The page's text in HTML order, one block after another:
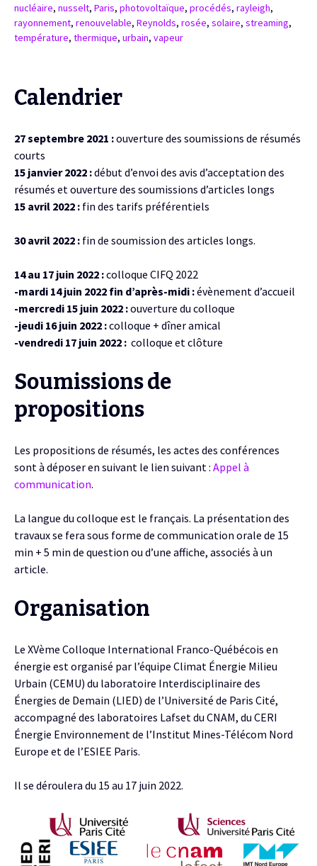
nucléaire, nusselt, Paris, photovoltaïque, procédés, rayleigh,
rayonnement, renouvelable, Reynolds, rosée, solaire, streaming,
température, thermique, urbain, vapeur
Calendrier
27 septembre 2021 :ouverture des soumissions de résumés
courts
15 janvier 2022 :début d’envoi des avis d’acceptation des
résumés et ouverture des soumissions d’articles longs
15 avril 2022 : fin des tarifs préférentiels
30 avril 2022 : fin de soumission des articles longs.
14 au 17 juin 2022 :colloque CIFQ 2022
-mardi 14 juin 2022 fin d’après-midi :évènement d’accueil
-mercredi 15 juin 2022 :ouverture du colloque
-jeudi 16 juin 2022 :colloque + dîner amical
-vendredi 17 juin 2022 : colloque et clôture
Soumissions de
propositions
Les propositions de résumés, les actes des conférences
sont à déposer en suivant le lien suivant : Appel à
communication.
La langue du colloque est le français. La présentation des
travaux se fera sous forme de communication orale de 15
min + 5 min de question ou d’une affiche, associés à un
article.
Organisation
Le XVème Colloque International Franco-Québécois en
énergie est organisé par l’équipe Climat Énergie Milieu
Urbain (CEMU) du laboratoire Interdisciplinaire des
Énergies de Demain (LIED) de l’Université de Paris Cité,
accompagné des laboratoires Lafset du CNAM, du CERI
Énergie Environnement de l’Institut Mines-Télécom Nord
Europe et de l’ESIEE Paris.
Il se déroulera du 15 au 17 juin 2022.